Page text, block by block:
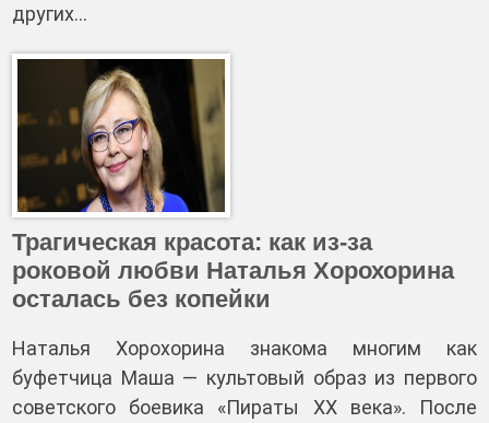
других…
Трагическая красота: как из-за
роковой любви Наталья Хорохорина
осталась без копейки
Наталья Хорохорина знакома многим как
буфетчица Маша — культовый образ из первого
советского боевика «Пираты XX века». После